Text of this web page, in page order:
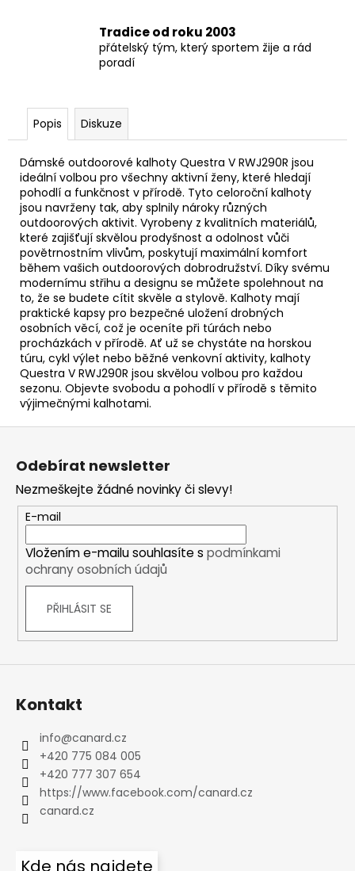
Tradice od roku 2003
přátelský tým, který sportem žije a rád
poradí
Popis Diskuze
Dámské outdoorové kalhoty Questra V RWJ290R jsou
ideální volbou pro všechny aktivní ženy, které hledají
pohodlí a funkčnost v přírodě. Tyto celoroční kalhoty
jsou navrženy tak, aby splnily nároky různých
outdoorových aktivit. Vyrobeny z kvalitních materiálů,
které zajišťují skvělou prodyšnost a odolnost vůči
povětrnostním vlivům, poskytují maximální komfort
během vašich outdoorových dobrodružství. Díky svému
modernímu střihu a designu se můžete spolehnout na
to, že se budete cítit skvěle a stylově. Kalhoty mají
praktické kapsy pro bezpečné uložení drobných
osobních věcí, což je oceníte při túrách nebo
procházkách v přírodě. Ať už se chystáte na horskou
túru, cykl výlet nebo běžné venkovní aktivity, kalhoty
Questra V RWJ290R jsou skvělou volbou pro každou
sezonu. Objevte svobodu a pohodlí v přírodě s těmito
výjimečnými kalhotami.
Z
Odebírat newsletter
Nezmeškejte žádné novinky či slevy!
E-mail
Vložením e-mailu souhlasíte s podmínkami
ochrany osobních údajů
PŘIHLÁSIT SE
Kontakt
info@canard.cz
+420 775 084 005
+420 777 307 654
https://www.facebook.com/canard.cz
canard.cz
Kde nás najdete